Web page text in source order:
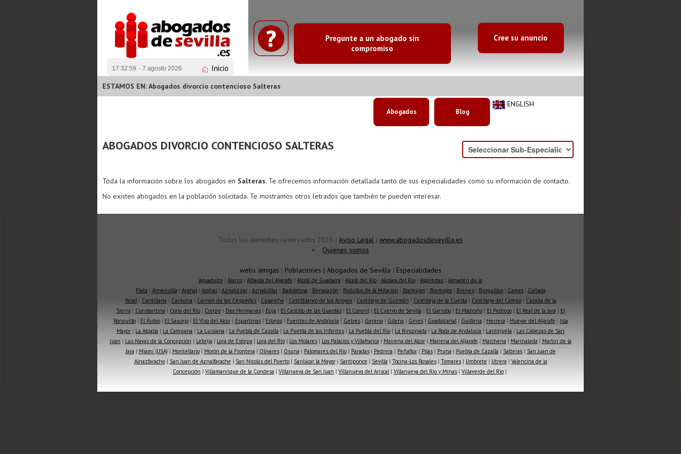
17:32:59 - 7 agosto 2026 Inicio
Pregunte a un abogado sin
compromiso
Cree su anuncio
ESTAMOS EN: Abogados divorcio contencioso Salteras
ENGLISH
Abogados Blog
ABOGADOS DIVORCIO CONTENCIOSO SALTERAS
Toda la información sobre los abogados en Salteras. Te ofrecemos información detallada tanto de sus especialidades como su información de contacto.
No existen abogados en la población solicitada. Te mostramos otros letrados que también te pueden interesar.
Todos los derechos reservados 2026 | Aviso Legal | www.abogadosdesevilla.es
Quienes somos
webs amigas | Poblaciones | Abogados de Sevilla | Especialidades
Aguadulce | Alanis | Albaida del Aljarafe | Alcalá de Guadaíra | Alcalá del Río | Alcolea del Río | Algámitas | Almadén de la
Plata | Almensilla | Arahal| Arahal| Aznalcázar| Aznalcóllar| Badolatosa | Benacazón | Bollullos de la Mitación | Bormujos| Bormujos| Brenes| Burguillos| Camas| Cañada
Rosal| Cantillana | Carmona | Carrión de los Céspedes| Casariche | Castilblanco de los Arroyos| Castilleja de Guzmán | Castilleja de la Cuesta | Castilleja del Campo| Cazalla de la
Sierra | Constantina | Coria del Río| Coripe | Dos Hermanas| Écija | El Castillo de las Guardas| El Coronil| El Cuervo de Sevilla | El Garrobo| El Madroño| El Pedroso| El Real de la Jara | El
Ronquillo| El Rubio| El Saucejo| El Viso del Alcor| Espartinas| Estepa | Fuentes de Andalucía | Gelves| Gerena | Gilena | Gines| Guadalcanal| Guillena | Herrera | Huévar del Aljarafe | Isla
Mayor | La Algaba | La Campana | La Luisiana | La Puebla de Cazalla | La Puebla de los Infantes | La Puebla del Río | La Rinconada | La Roda de Andalucía | Lantejuela | Las Cabezas de San
Juan | Las Navas de la Concepción | Lebrija | Lora de Estepa | Lora del Río| Los Molares| Los Palacios y Villafranca | Mairena del Alcor| Mairena del Aljarafe | Marchena | Marinaleda | Martin de la
Jara | Miami (USA) | Montellano| Morón de la Frontera | Olivares| Osuna | Palomares del Río| Paradas| Pedrera | Peñaflor| Pilas| Pruna | Puebla de Cazalla | Salteras| San Juan de
Alnazfarache | San Juan de Aznalfarache | San Nicolás del Puerto| Sanlúcar la Mayor| Santiponce | Sevilla | Tocina-Los Rosales| Tomares| Umbrete | Utrera | Valencina de la
Concepción | Villamanrique de la Condesa | Villanueva de San Juan | Villanueva del Ariscal| Villanueva del Río y Minas | Villaverde del Río |